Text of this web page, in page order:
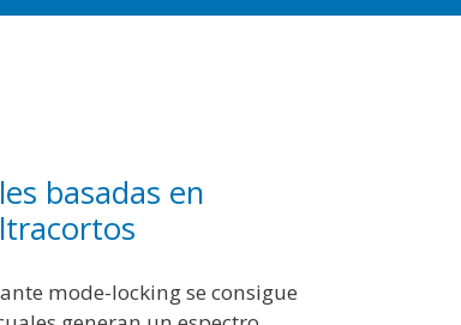
basadas en
mode-locking se consigue